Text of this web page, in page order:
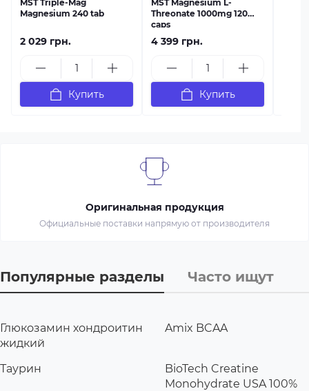
MST Triple-Mag
Magnesium 240 tab
2 029 грн.
Купить
MST Magnesium L-
Threonate 1000mg 120
caps
4 399 грн.
Купить
Оригинальная продукция
Официальные поставки напрямую от производителя
Популярные разделы Часто ищут
Глюкозамин хондроитин
жидкий
Amix BCAA
Таурин
BioTech Creatine
Monohydrate USA 100%